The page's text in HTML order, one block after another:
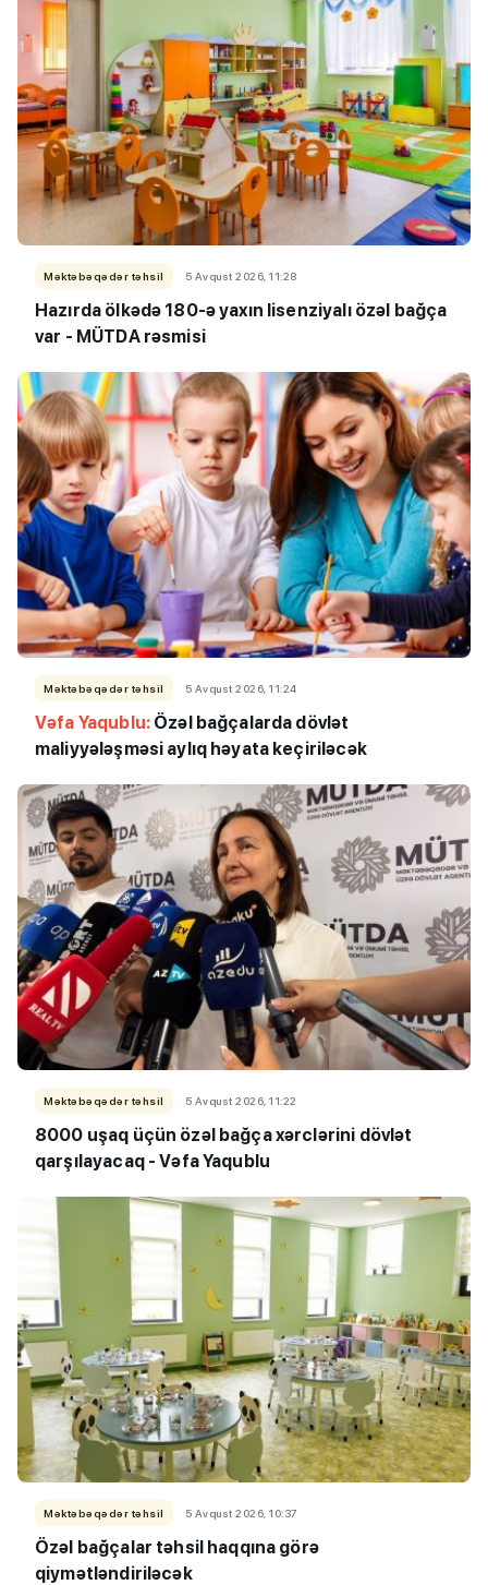
Məktəbəqədər təhsil 5 Avqust 2026, 11:28
Hazırda ölkədə 180-ə yaxın lisenziyalı özəl bağça
var - MÜTDA rəsmisi
Məktəbəqədər təhsil 5 Avqust 2026, 11:24
Vəfa Yaqublu:Özəl bağçalarda dövlət
maliyyələşməsi aylıq həyata keçiriləcək
Məktəbəqədər təhsil 5 Avqust 2026, 11:22
8000 uşaq üçün özəl bağça xərclərini dövlət
qarşılayacaq - Vəfa Yaqublu
Məktəbəqədər təhsil 5 Avqust 2026, 10:37
Özəl bağçalar təhsil haqqına görə
qiymətləndiriləcək